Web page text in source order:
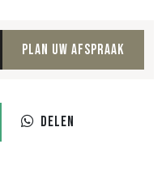
Plan uw afspraak
Delen